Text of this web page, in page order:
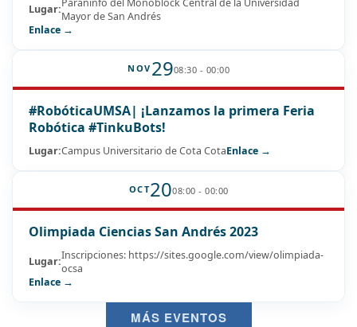
Lugar:Mayor de San Andrés
Enlace →
NOV 2908:30 - 00:00
#RobóticaUMSA| ¡Lanzamos la primera Feria
Robótica #TinkuBots!
Lugar:Campus Universitario de Cota CotaEnlace →
OCT2008:00 - 00:00
Olimpiada Ciencias San Andrés 2023
Lugar:Inscripciones: https://sites.google.com/view/olimpiada-
ocsa
Enlace →
MÁS EVENTOS